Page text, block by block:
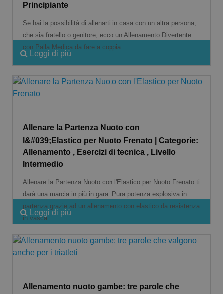
Principiante
Se hai la possibilità di allenarti in casa con un altra persona,
che sia fratello o genitore, ecco un Allenamento Divertente
con Palla Medica da fare a coppia.
Leggi di più
Allenare la Partenza Nuoto con
l&#039;Elastico per Nuoto Frenato | Categorie:
Allenamento , Esercizi di tecnica , Livello
Intermedio
Allenare la Partenza Nuoto con l'Elastico per Nuoto Frenato ti
darà una marcia in più in gara. Pura potenza esplosiva in
partenza grazie ad un allenamento con elastico da resistenza
in vasca.
Leggi di più
Allenamento nuoto gambe: tre parole che